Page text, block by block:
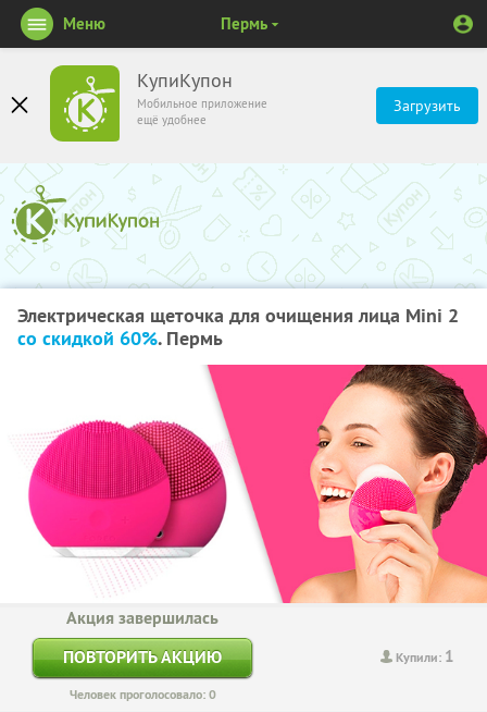
КупиКупон
Мобильное приложение
ещё удобнее
Загрузить
Меню Пермь
Электрическая щеточка для очищения лица Mini 2
со скидкой 60%. Пермь
Купили: 1
Акция завершилась
ПОВТОРИТЬ АКЦИЮ
Человек проголосовало: 0